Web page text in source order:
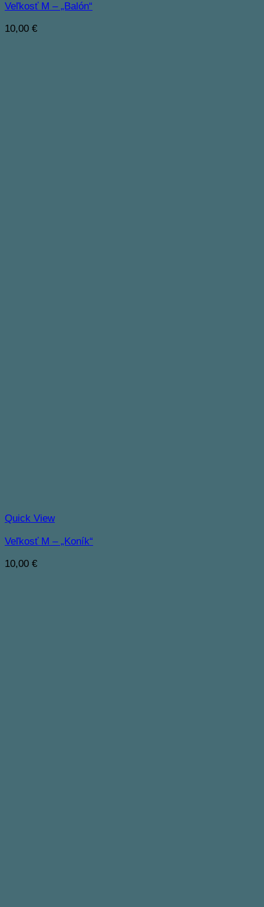
Veľkosť M – „Balón“
10,00 €
Quick View
Veľkosť M – „Koník“
10,00 €